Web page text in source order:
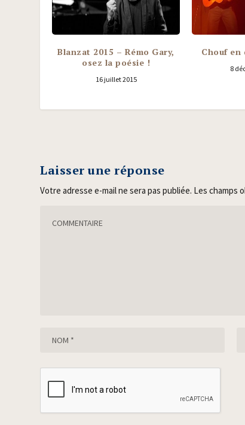
Blanzat 2015 – Rémo Gary,
osez la poésie !
16 juillet 2015
Chouf en
8
Laisser une réponse
Votre adresse e-mail ne sera pas publiée. Les champs